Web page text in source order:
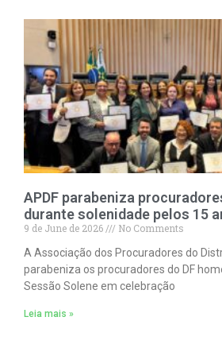
APDF parabeniza
durante solenidade pelos 15
9 de June de 2026
No Comments
A Associação dos Procuradores do
parabeniza os procuradores do DF
Sessão Solene em celebração
Leia mais »